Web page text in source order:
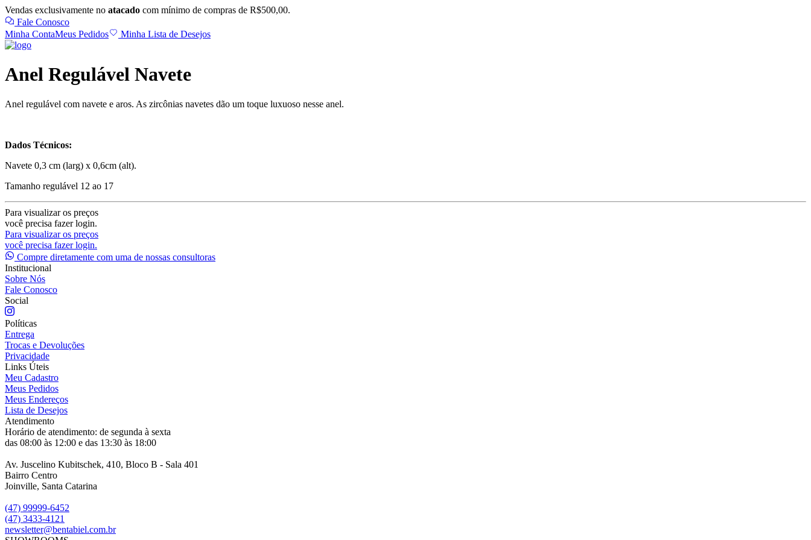
Vendas exclusivamente no atacado com mínimo de compras de R$500,00.
Fale Conosco
Minha ContaMeus Pedidos Minha Lista de Desejos
Anel Regulável Navete
Anel regulável com navete e aros. As zircônias navetes dão um toque luxuoso nesse anel.
Dados Técnicos:
Navete 0,3 cm (larg) x 0,6cm (alt).
Tamanho regulável 12 ao 17
Para visualizar os preços
você precisa fazer login.
Para visualizar os preços
você precisa fazer login.
Compre diretamente com uma de nossas consultoras
Institucional
Sobre Nós
Fale Conosco
Social
Políticas
Entrega
Trocas e Devoluções
Privacidade
Links Úteis
Meu Cadastro
Meus Pedidos
Meus Endereços
Lista de Desejos
Atendimento
Horário de atendimento: de segunda à sexta
das 08:00 às 12:00 e das 13:30 às 18:00
Av. Juscelino Kubitschek, 410, Bloco B - Sala 401
Bairro Centro
Joinville, Santa Catarina
(47) 99999-6452
(47) 3433-4121
newsletter@bentabiel.com.br